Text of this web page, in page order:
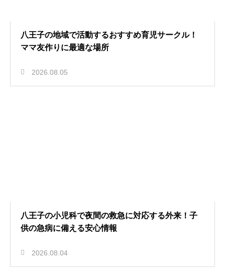
八王子の地域で活動するおすすめ育児サークル！
ママ友作りに最適な場所
2026.08.05
八王子の小児科で夜間の救急に対応する外来！子
供の急病に備える安心情報
2026.08.04